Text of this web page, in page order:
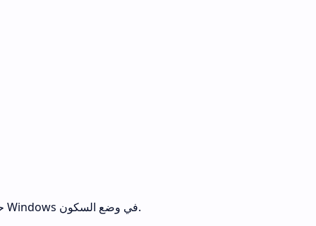
الذي تم تمييزه لوضع الكمبيوتر الشخصي الذي يعمل بنظام Windows في وضع السكون.